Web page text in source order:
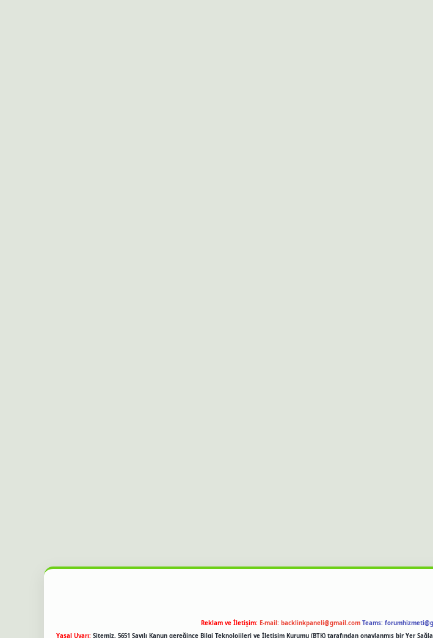
Reklam ve İletişim: E-mail: backlinkpaneli@gmail.com Teams:
Yasal Uyarı: Sitemiz, 5651 Sayılı Kanun gereğince Bilgi Teknolojileri ve İletişim Kurumu (BTK) tarafından onaylanmış bir Yer